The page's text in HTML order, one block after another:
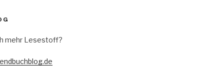
mehr Lesestoff?